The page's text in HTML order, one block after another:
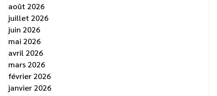
août 2026
juillet 2026
juin 2026
mai 2026
avril 2026
mars 2026
février 2026
janvier 2026